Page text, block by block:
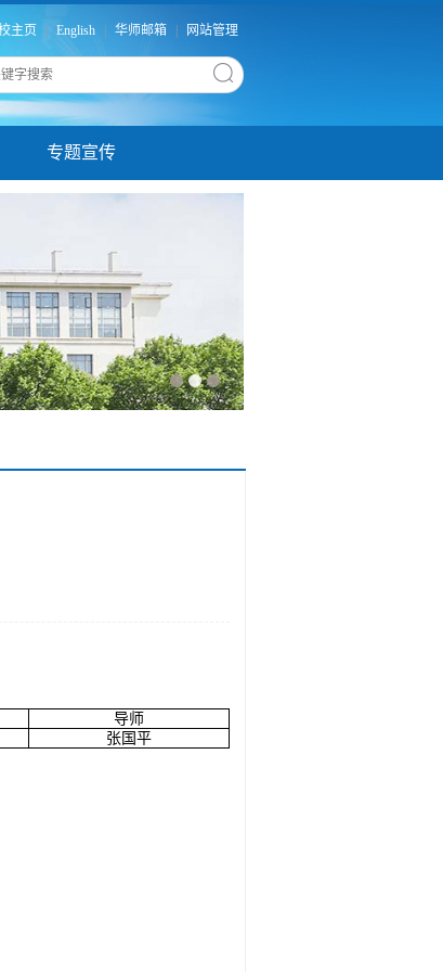
主页 English 华师邮箱 网站管理
专题宣传
导师
张国平